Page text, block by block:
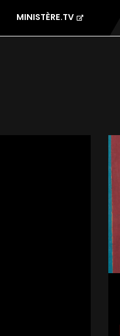
MINISTÈRE.TV